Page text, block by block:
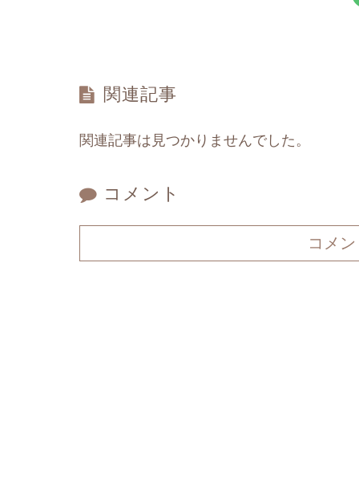
関連記事
関連記事は見つかりませんでした。
コメント
コメ